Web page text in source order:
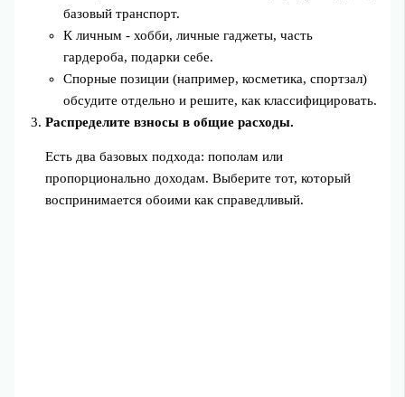
базовый транспорт.
К личным - хобби, личные гаджеты, часть
гардероба, подарки себе.
Спорные позиции (например, косметика, спортзал)
обсудите отдельно и решите, как классифицировать.
Распределите взносы в общие расходы.
Есть два базовых подхода: пополам или
пропорционально доходам. Выберите тот, который
воспринимается обоими как справедливый.